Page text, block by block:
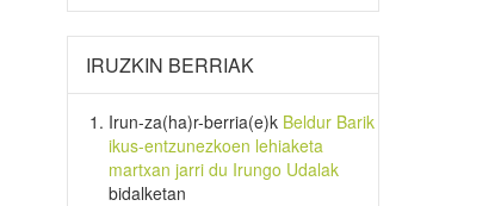
IRUZKIN BERRIAK
Irun-za(ha)r-berria(e)k Beldur Barik
ikus-entzunezkoen lehiaketa
martxan jarri du Irungo Udalak
bidalketan